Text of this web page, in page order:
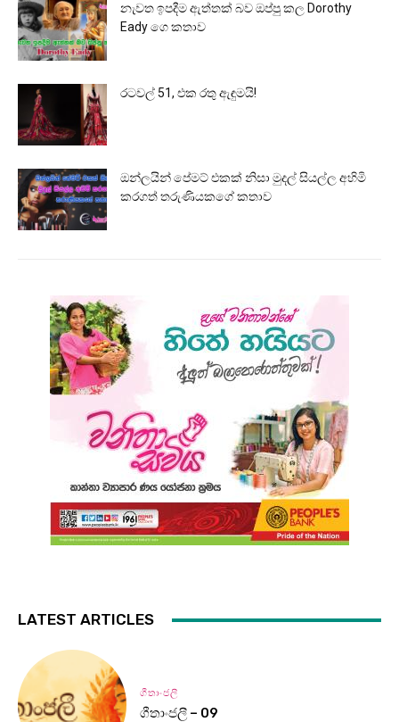
නැවත ඉපදීම ඇත්තක් බව ඔප්පු කල Dorothy
Eady ගෙ කතාව
රටවල් 51, එක රතු ඇඳුමයි!
ඔන්ලයින් පේමට් එකක් නිසා මුදල් සියල්ල අහිමි
කරගත් තරුණියකගේ කතාව
LATEST ARTICLES
ගීතාංජලී
ගීතාංජලී – 09